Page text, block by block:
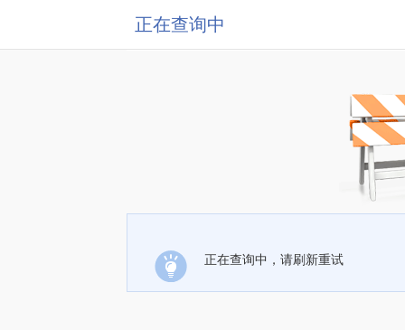
正在查询中
正在查询中，请刷新重试